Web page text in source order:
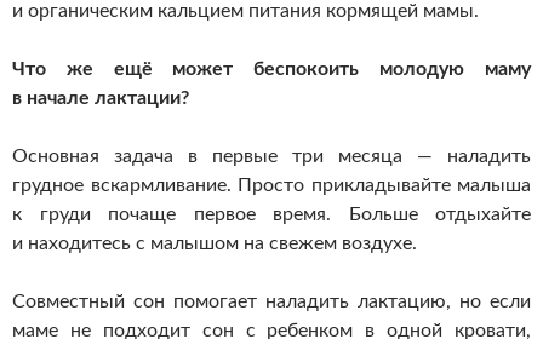
и органическим кальцием питания кормящей мамы.
Что же ещё может беспокоить молодую маму
в начале лактации?
Основная задача в первые три месяца — наладить
грудное вскармливание. Просто прикладывайте малыша
к груди почаще первое время. Больше отдыхайте
и находитесь с малышом на свежем воздухе.
Совместный сон помогает наладить лактацию, но если
маме не подходит сон с ребенком в одной кровати,